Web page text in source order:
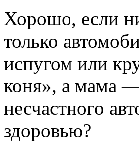
Хорошо, если
только
испугом или
коня», а мама
несчастного
здоровью?